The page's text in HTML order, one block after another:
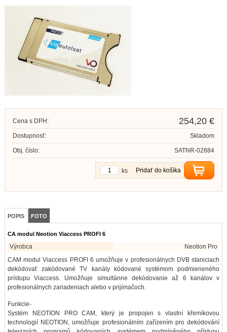
Cena s DPH: 254,20 €
Dostupnosť: Skladom
Obj. číslo: SATNR-02884
Pridať do košíka
ks
POPIS FOTO
CA modul Neotion Viaccess PROFI 6
Výrobca
Neotion Pro
CAM modul Viaccess PROFI 6 umožňuje v profesionálnych DVB staniciach
dekódovať zakódované TV kanály kódované systémom podmieneného
prístupu Viaccess. Umožňuje simultánne dekódovanie až 6 kanálov v
profesionálnych zariadeniach alebo v prijímačoch.
Funkcie-
Systém NEOTION PRO CAM, který je propojen s vlastní křemíkovou
technologií NEOTION, umožňuje profesionálním zařízením pro dekódování